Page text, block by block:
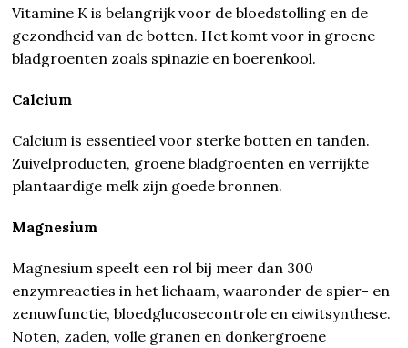
Vitamine K is belangrijk voor de bloedstolling en de
gezondheid van de botten. Het komt voor in groene
bladgroenten zoals spinazie en boerenkool.
Calcium
Calcium is essentieel voor sterke botten en tanden.
Zuivelproducten, groene bladgroenten en verrijkte
plantaardige melk zijn goede bronnen.
Magnesium
Magnesium speelt een rol bij meer dan 300
enzymreacties in het lichaam, waaronder de spier- en
zenuwfunctie, bloedglucosecontrole en eiwitsynthese.
Noten, zaden, volle granen en donkergroene